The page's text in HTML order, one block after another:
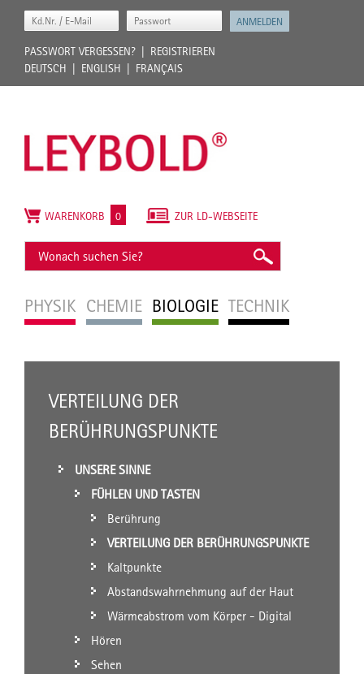
PASSWORT VERGESSEN?
REGISTRIEREN
DEUTSCH
ENGLISH FRANÇAIS
PHYSIK CHEMIE BIOLOGIE TECHNIK
ZUR LD-WEBSEITE
WARENKORB 0
VERTEILUNG DER
BERÜHRUNGSPUNKTE
UNSERE SINNE
FÜHLEN UND TASTEN
Berührung
VERTEILUNG DER BERÜHRUNGSPUNKTE
Kaltpunkte
Abstandswahrnehmung auf der Haut
Wärmeabstrom vom Körper - Digital
Hören
Sehen